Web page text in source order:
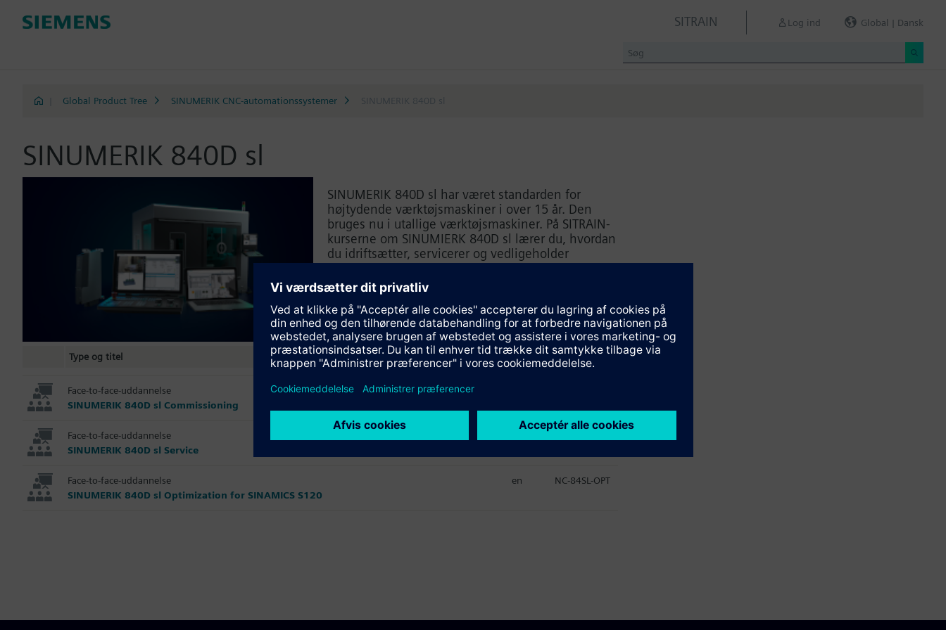
SITRAIN Log ind Global | Dansk
Global Product Tree SINUMERIK CNC-automationssystemer SINUMERIK 840D sl
SINUMERIK 840D sl
SINUMERIK 840D sl har været standarden for
højtydende værktøjsmaskiner i over 15 år. Den
bruges nu i utallige værktøjsmaskiner. På SITRAIN-
kurserne om SINUMIERK 840D sl lærer du, hvordan
du idriftsætter, servicerer og vedligeholder
vidensoverførsel kombineret med praktisk klarhed
og maksimal læringseffektivitet.
Type og titel Sprog Kursus-ID
Face-to-face-uddannelse
SINUMERIK 840D sl Commissioning
Face-to-face-uddannelse
SINUMERIK 840D sl Service
Face-to-face-uddannelse
SINUMERIK 840D sl Optimization for SINAMICS S120
en NC-84SL-OPT